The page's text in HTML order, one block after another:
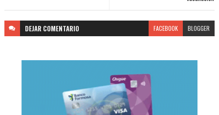
DEJAR COMENTARIO FACEBOOK BLOGGER